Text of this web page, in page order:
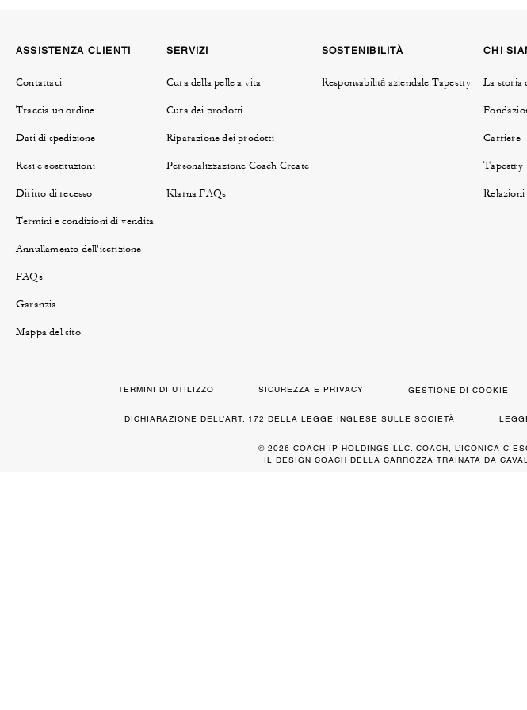
ASSISTENZA CLIENTI
Contattaci
Traccia un ordine
Dati di spedizione
Resi e sostituzioni
Diritto di recesso
Termini e condizioni di vendita
Annullamento dell'iscrizione
FAQs
Garanzia
Mappa del sito
SERVIZI
Cura della pelle a vita
Cura dei prodotti
Riparazione dei prodotti
Personalizzazione Coach Create
Klarna FAQs
SOSTENIBILITÀ
Responsabilità aziendale Tapestry
CHI
La storia
Carriere
Tapestry
TERMINI DI UTILIZZO SICUREZZA E PRIVACY GESTIONE DI COOKIE
DICHIARAZIONE DELL’ART. 172 DELLA LEGGE INGLESE SULLE SOCIETÀ
© 2026 COACH IP HOLDINGS LLC. COACH, L’ICONICA C
IL DESIGN COACH DELLA CARROZZA TRAINATA DA